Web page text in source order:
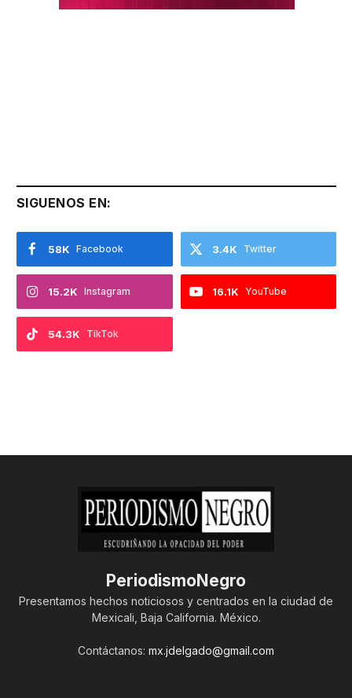
SIGUENOS EN:
Facebook
58K Twitter
3.4K
Instagram
15.2K YouTube
16.1K
TikTok
54.3K
PeriodismoNegro
Presentamos hechos noticiosos y centrados en la ciudad de
Mexicali, Baja California. México.
Contáctanos: mx.jdelgado@gmail.com